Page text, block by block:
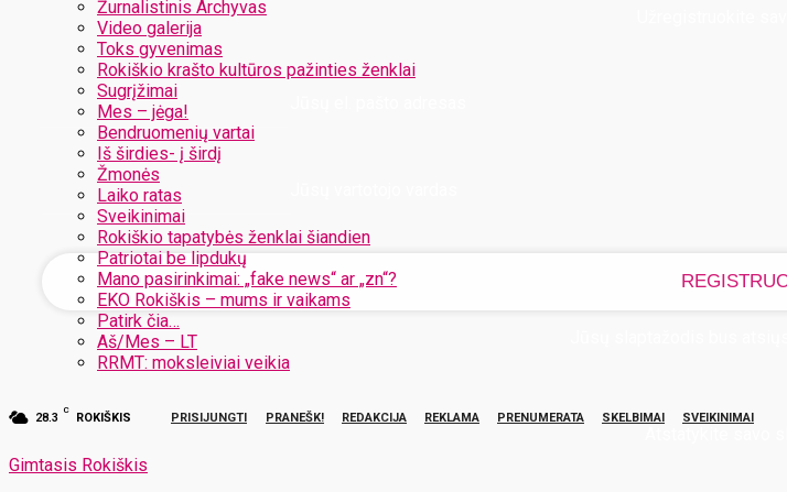
Žurnalistinis Archyvas
Video galerija
Toks gyvenimas
Rokiškio krašto kultūros pažinties ženklai
Sugrįžimai
Mes – jėga!
Bendruomenių vartai
Iš širdies- į širdį
Žmonės
Laiko ratas
Sveikinimai
Rokiškio tapatybės ženklai šiandien
Patriotai be lipdukų
Mano pasirinkimai: „fake news“ ar „zn“?
EKO Rokiškis – mums ir vaikams
Patirk čia…
Aš/Mes – LT
RRMT: moksleiviai veikia
28.3
C
ROKIŠKIS PRISIJUNGTI PRANEŠK! REDAKCIJA REKLAMA PRENUMERATA SKELBIMAI SVEIKINIMAI
Gimtasis Rokiškis